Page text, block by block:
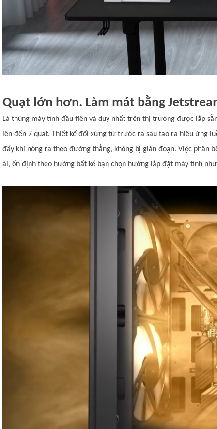
Quạt lớn hơn. Làm mát bằng
Là thùng máy tính đầu tiên và duy nhất trên thị trường được lắp
lên đến 7 quạt. Thiết kế đối xứng từ trước ra sau tạo ra hiệu ứng
đẩy khí nóng ra theo đường thẳng, không bị gián đoạn. Việc phân
ái, ổn định theo hướng bất kể bạn chọn hướng lắp đặt máy tính